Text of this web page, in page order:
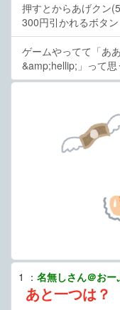
押すとからあげクン
300円引かれるボタン
ゲームやってて「あ
&amp;hellip;」って思
1 ： 名無しさん＠おー
あと一つは？